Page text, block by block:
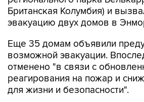
Британская Колумбия) и
эвакуацию двух домов в
Еще 35 домам объявили
возможной эвакуации.
отменено "в связи с
реагирования на пожар и
для жизни и безопасности".